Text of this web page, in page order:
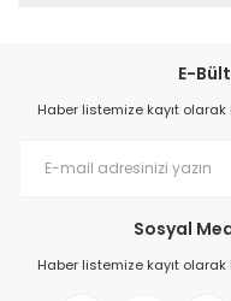
E-
Haber listemize kayıt
Sosyal
Haber listemize kayıt